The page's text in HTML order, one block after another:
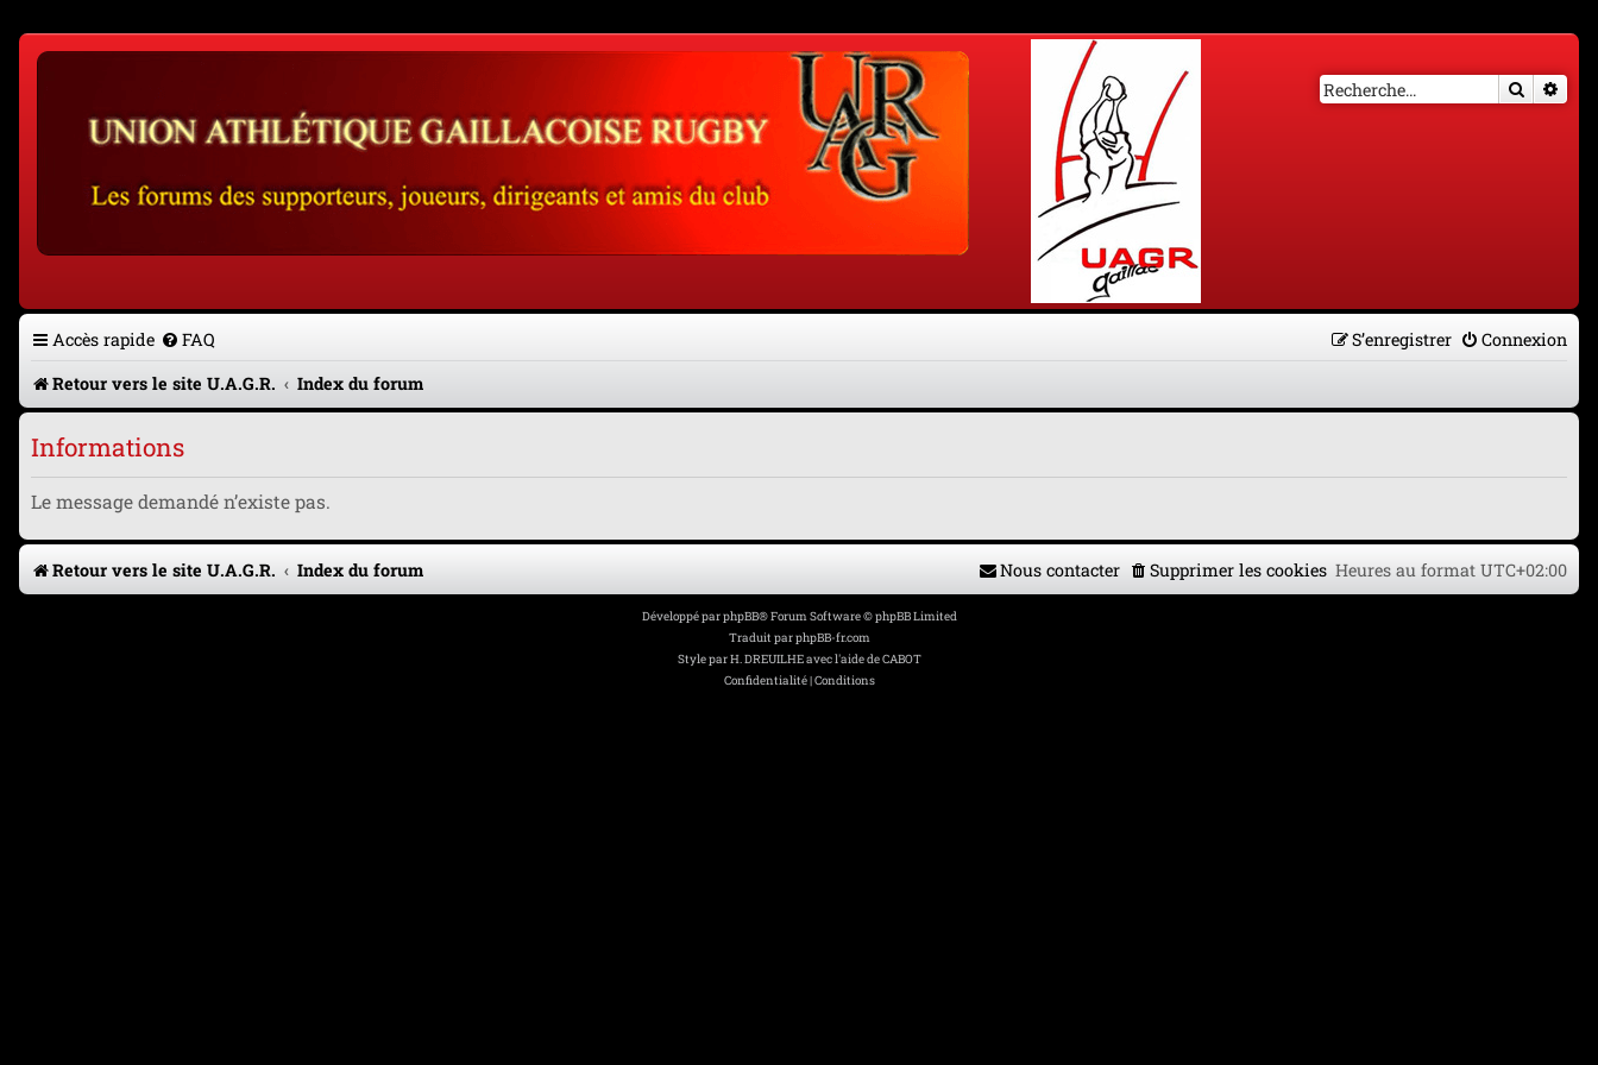
Accès rapide FAQ Connexion
S’enregistrer
Retour vers le site U.A.G.R.
Index du forum
Informations
Le message demandé n’existe pas.
Retour vers le site U.A.G.R. Index du forum Heures au format UTC+02:00
Supprimer les cookies
Nous contacter
Développé parphpBB® Forum Software © phpBB Limited
Traduit parphpBB-fr.com
Style parH. DREUILHE avec l'aide de CABOT
Confidentialité|Conditions